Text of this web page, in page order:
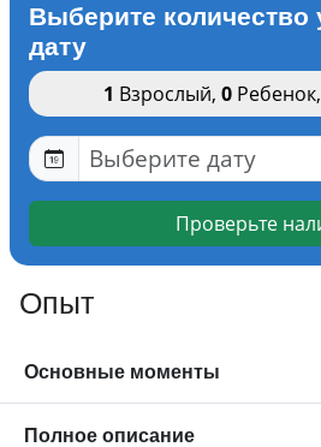
Выберите количество
дату
1 Взрослый, 0Ребенок,
Проверьте
Опыт
Основные моменты
Полное описание